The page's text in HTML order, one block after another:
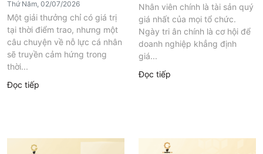
Thứ Năm, 02/07/2026
Một giải thưởng chỉ có giá trị
tại thời điểm trao, nhưng một
câu chuyện về nỗ lực cá nhân
sẽ truyền cảm hứng trong
thời...
Đọc tiếp
Nhân viên chính là tài sản quý
giá nhất của mọi tổ chức.
Ngày tri ân chính là cơ hội để
doanh nghiệp khẳng định
giá...
Đọc tiếp